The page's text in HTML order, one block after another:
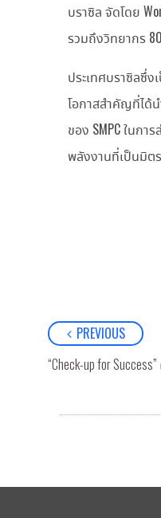
บราซิล จัดโดย
รวมถึงวิทยากร
ประเทศบราซิลซึ่
โอกาสสำคัญที่ได้
ของ SMPC ในก
พลังงานที่เป็นมิต
PREVIOUS
“Check-up for